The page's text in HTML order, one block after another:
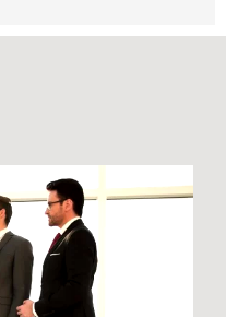
soporte
que
los niveles
serie de buenas